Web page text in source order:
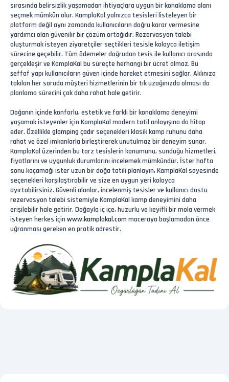
sırasında belirsizlik yaşamadan ihtiyaçlara uygun bir konaklama alanı
seçmek mümkün olur. KamplaKal yalnızca tesisleri listeleyen bir
platform değil aynı zamanda kullanıcıların doğru karar vermesine
yardımcı olan güvenilir bir çözüm ortağıdır. Rezervasyon talebi
oluşturmak isteyen ziyaretçiler seçtikleri tesisle kolayca iletişim
sürecine geçebilir. Tüm ödemeler doğrudan tesis ile kullanıcı arasında
gerçekleşir ve KamplaKal bu süreçte herhangi bir ücret almaz. Bu
şeffaf yapı kullanıcıların güven içinde hareket etmesini sağlar. Aklınıza
takılan her soruda müşteri hizmetlerinin bir tık uzağınızda olması da
planlama sürecini çok daha rahat hale getirir.
Doğanın içinde konforlu, estetik ve farklı bir konaklama deneyimi
yaşamak isteyenler için KamplaKal modern tatil anlayışına da hitap
eder. Özellikle glamping çadırseçenekleri klasik kamp ruhunu daha
rahat ve özel imkanlarla birleştirerek unutulmaz bir deneyim sunar.
KamplaKal üzerinden bu tarz tesislerin konumunu, sunduğu hizmetleri,
fiyatlarını ve uygunluk durumlarını incelemek mümkündür. İster hafta
sonu kaçamağı ister uzun bir doğa tatili planlayın, KamplaKal sayesinde
seçenekleri karşılaştırabilir ve size en uygun yeri kolayca
ayırtabilirsiniz. Güvenli alanlar, incelenmiş tesisler ve kullanıcı dostu
rezervasyon talebi sistemiyle KamplaKal kamp deneyimini daha
erişilebilir hale getirir. Doğayla iç içe, huzurlu ve keyifli bir mola vermek
isteyen herkes için www.kamplakal.com maceraya başlamadan önce
uğranması gereken en pratik adrestir.